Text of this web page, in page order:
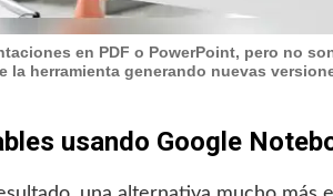
en PDF o PowerPoint, pero no
la herramienta generando nuevas
usando Google